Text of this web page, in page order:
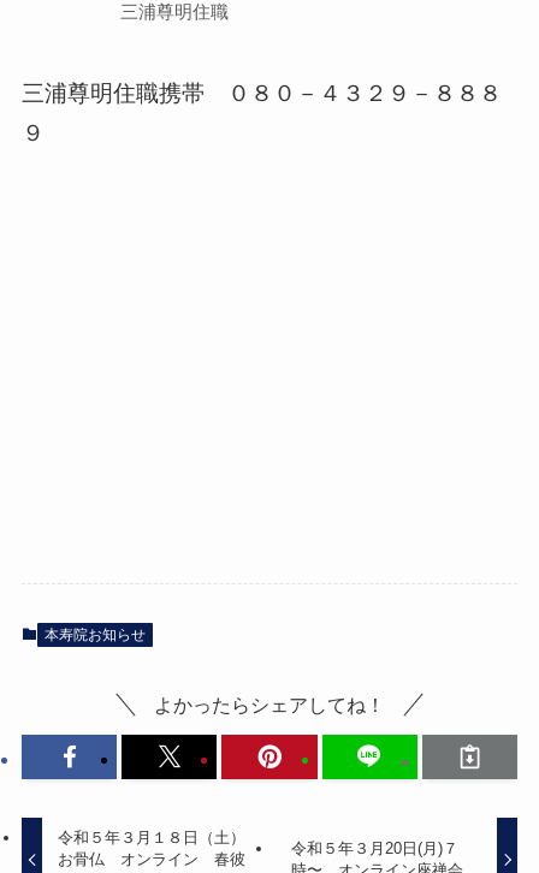
三浦尊明住職
三浦尊明住職携帯 ０８０－４３２９－８８８
９
本寿院お知らせ
よかったらシェアしてね！
令和５年３月１８日（土）
お骨仏 オンライン 春彼
令和５年３月20日(月)７